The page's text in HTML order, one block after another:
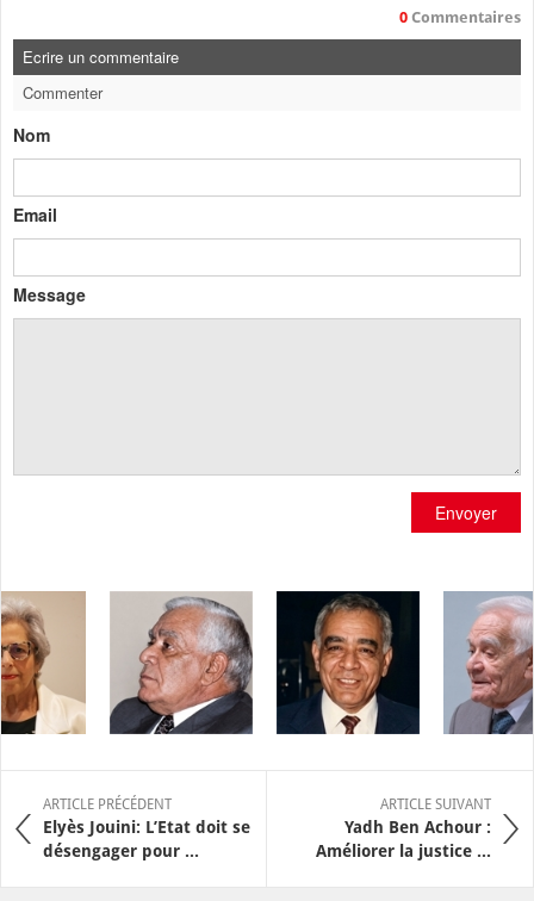
0 Commentaires
Ecrire un commentaire
Commenter
Nom
Email
Message
Envoyer
ARTICLE PRÉCÉDENT
Elyès Jouini: L’Etat doit se
désengager pour ...
ARTICLE SUIVANT
Yadh Ben Achour :
Améliorer la justice ...